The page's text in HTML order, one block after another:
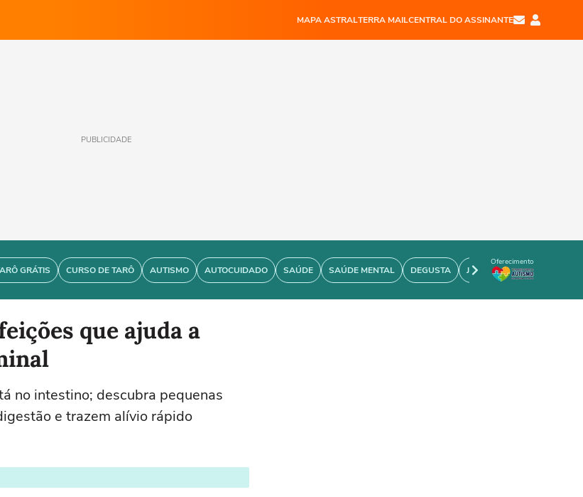
MAPA ASTRALTERRA MAILCENTRAL DO ASSINANTE
PUBLICIDADE
GRÁTIS CURSO DE TARÔ AUTISMO AUTOCUIDADO SAÚDE SAÚDE MENTAL DEGUSTA JOÃO BIDU PERSONARE
Oferecimento
que ajuda a
no intestino; descubra pequenas
e trazem alívio rápido